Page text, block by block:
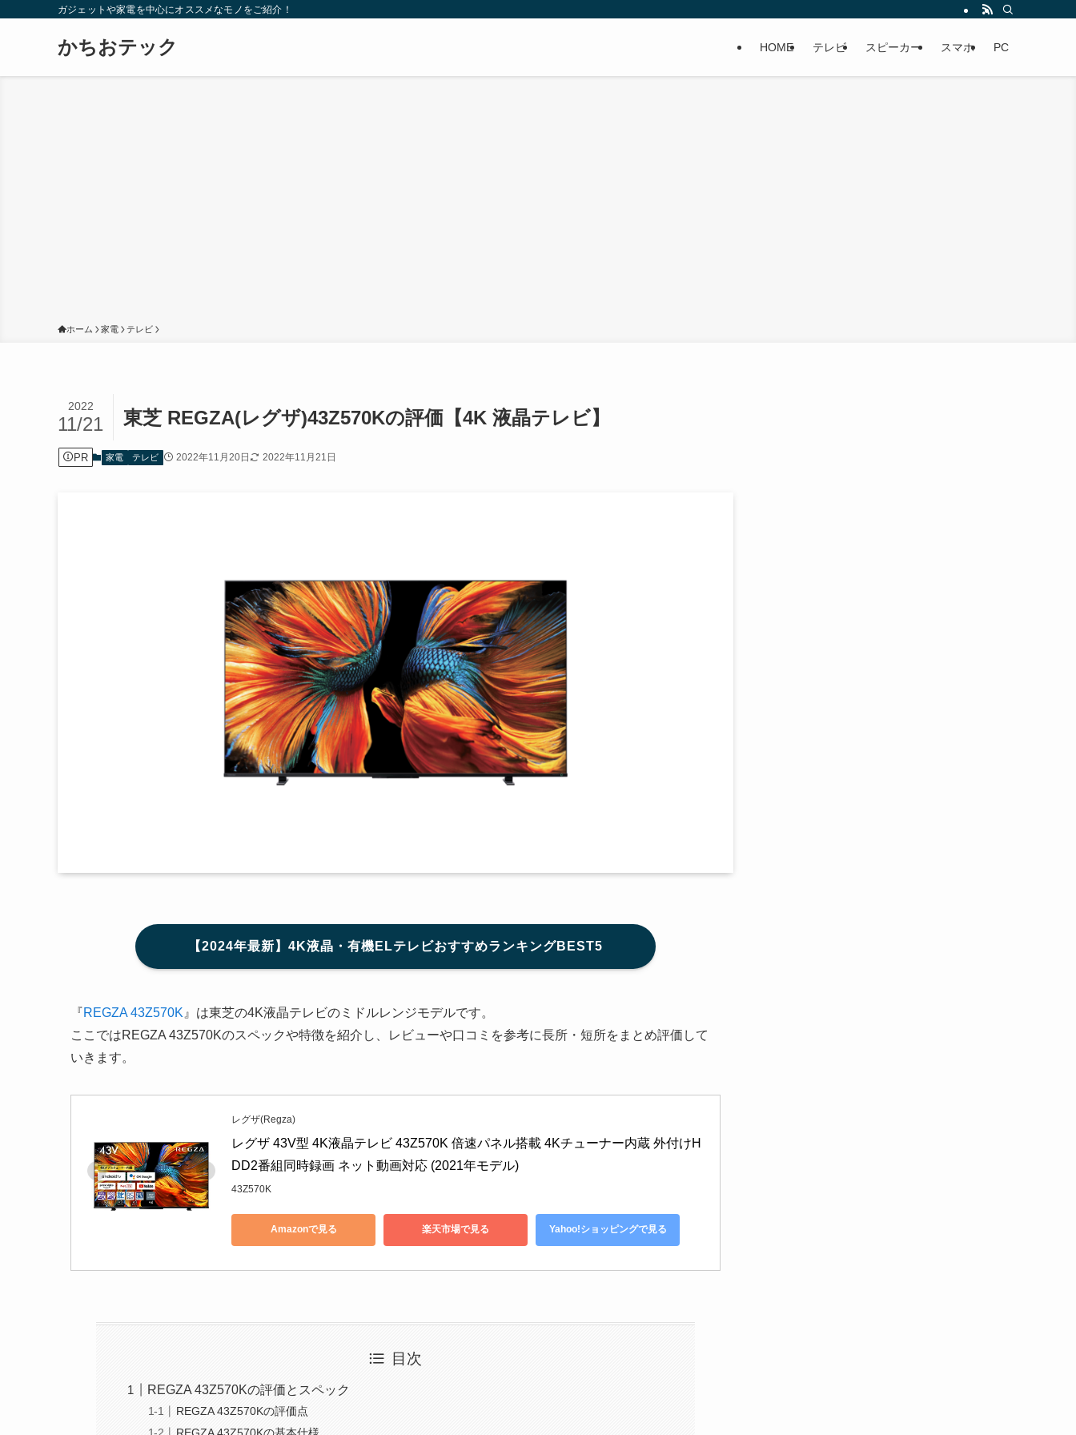
ガジェットや家電を中心にオススメなモノをご紹介！
かちおテック HOME テレビ スピーカー スマホ PC
ホーム 家電 テレビ
東芝 REGZA(レグザ)43Z570Kの評価【4K 液晶テレビ】
2022
11/21
PR 家電 テレビ 2022年11月20日 2022年11月21日
【2024年最新】4K液晶・有機ELテレビおすすめランキングBEST5
『REGZA 43Z570K 』は東芝の4K液晶テレビのミドルレンジモデルです。
ここではREGZA 43Z570Kのスペックや特徴を紹介し、レビューや口コミを参考に長所・短所をまとめ評価して
いきます。
レグザ(Regza)
レグザ 43V型 4K液晶テレビ 43Z570K 倍速パネル搭載 4Kチューナー内蔵 外付けH
DD2番組同時録画 ネット動画対応 (2021年モデル)
43Z570K
Amazonで見る 楽天市場で見る Yahoo!ショッピングで見る
目次
REGZA 43Z570Kの評価とスペック
REGZA 43Z570Kの評価点